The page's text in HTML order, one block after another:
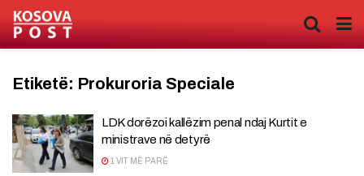
Etiketë: Prokuroria Speciale
LDK dorëzoi kallëzim penal ndaj Kurtit e
ministrave në detyrë
1 VIT MË PARË